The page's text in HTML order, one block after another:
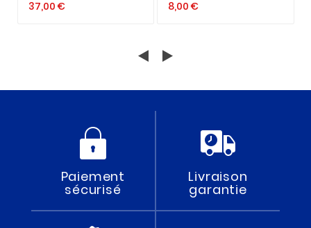
37,00 €
8,00 €
Paiement
sécurisé
Livraison
garantie